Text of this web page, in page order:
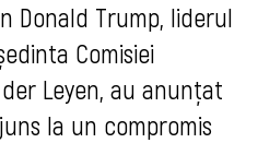
Donald Trump, liderul
Comisiei
Leyen, au anunțat
la un compromis